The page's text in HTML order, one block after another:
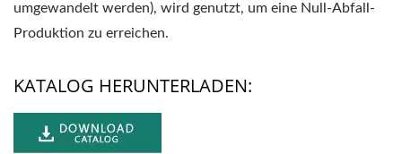
umgewandelt werden), wird genutzt, um eine Null-Abfall-
Produktion zu erreichen.
KATALOG HERUNTERLADEN: